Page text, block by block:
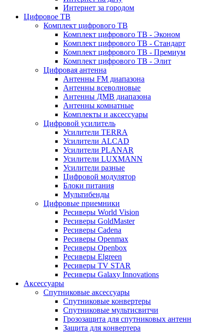
Интернет за городом
Цифровое ТВ
Комплект цифрового ТВ
Комплект цифрового ТВ - Эконом
Комплект цифрового ТВ - Стандарт
Комплект цифрового ТВ - Премиум
Комплект цифрового ТВ - Элит
Цифровая антенна
Антенны FM диапазона
Антенны всеволновые
Антенны ДМВ диапазона
Антенны комнатные
Комплекты и аксессуары
Цифровой усилитель
Усилители TERRA
Усилители ALCAD
Усилители PLANAR
Усилители LUXMANN
Усилители разные
Цифровой модулятор
Блоки питания
Мультибенды
Цифровые приемники
Ресиверы World Vision
Ресиверы GoldMaster
Ресиверы Cadena
Ресиверы Openmax
Ресиверы Openbox
Ресиверы Elgreen
Ресиверы TV STAR
Ресиверы Galaxy Innovations
Аксессуары
Спутниковые аксессуары
Спутниковые конвертеры
Спутниковые мультисвитчи
Грозозащита для спутниковых антенн
Защита для конвертера